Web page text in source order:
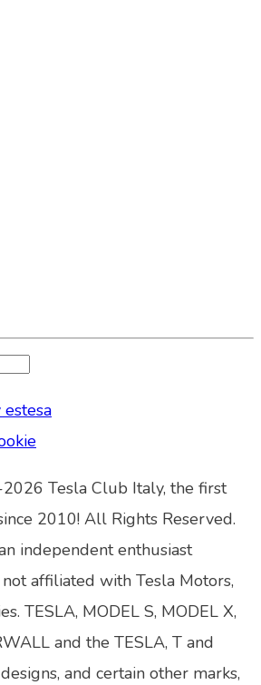
Tesla Club Italy, the first
2010! All Rights Reserved.
independent enthusiast
affiliated with Tesla Motors,
TESLA, MODEL S, MODEL X,
and the TESLA, T and
and certain other marks,